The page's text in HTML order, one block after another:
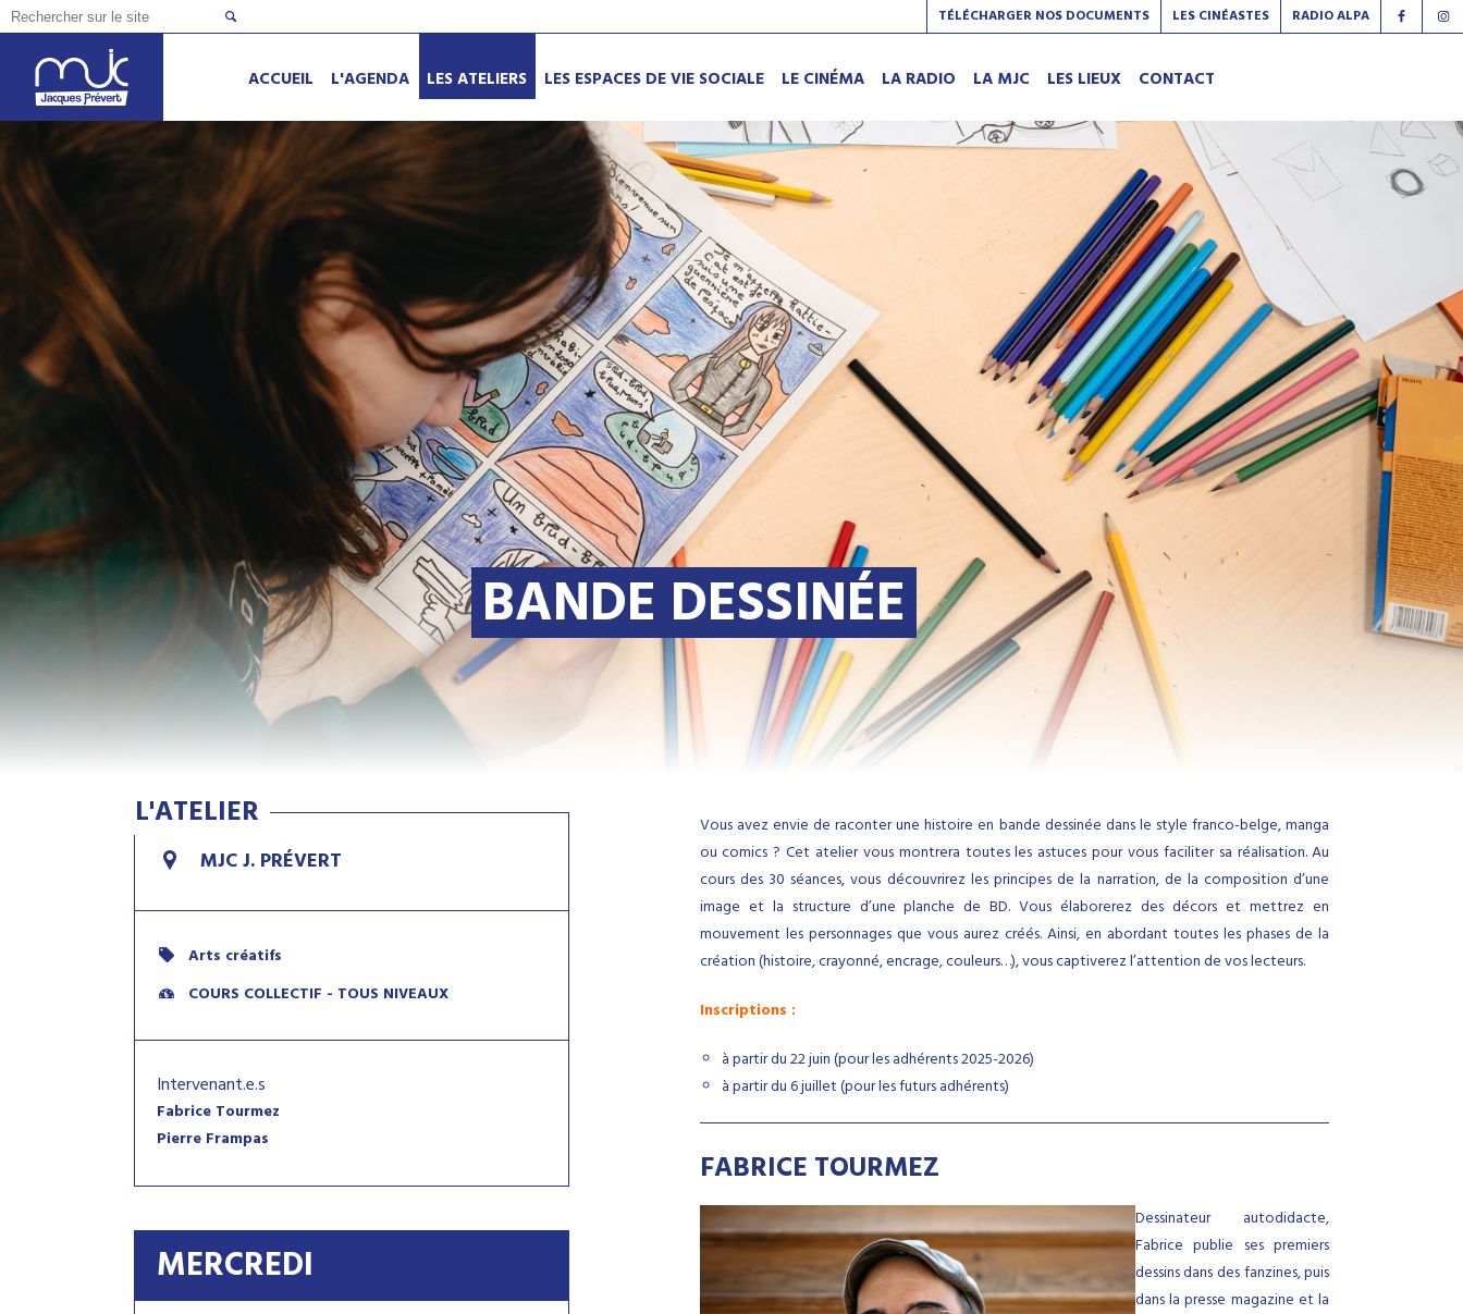
TÉLÉCHARGER NOS DOCUMENTS LES CINÉASTES RADIO ALPA
ACCUEIL L'AGENDA LES ATELIERS LES ESPACES DE VIE SOCIALE LE CINÉMA LA RADIO LA MJC LES LIEUX CONTACT
BANDE DESSINÉE
L'ATELIER
MJC J. PRÉVERT
Arts créatifs
COURS COLLECTIF - TOUS NIVEAUX
Intervenant.e.s
Fabrice Tourmez
Pierre Frampas
MERCREDI
Vous avez envie de raconter une histoire en bande dessinée dans le style franco-belge, manga
ou comics ? Cet atelier vous montrera toutes les astuces pour vous faciliter sa réalisation. Au
cours des 30 séances, vous découvrirez les principes de la narration, de la composition d’une
image et la structure d’une planche de BD. Vous élaborerez des décors et mettrez en
mouvement les personnages que vous aurez créés. Ainsi, en abordant toutes les phases de la
création (histoire, crayonné, encrage, couleurs…), vous captiverez l’attention de vos lecteurs.
Inscriptions :
à partir du 22 juin (pour les adhérents 2025-2026)
à partir du 6 juillet (pour les futurs adhérents)
FABRICE TOURMEZ
Dessinateur autodidacte,
Fabrice publie ses premiers
dessins dans des fanzines, puis
dans la presse magazine et la